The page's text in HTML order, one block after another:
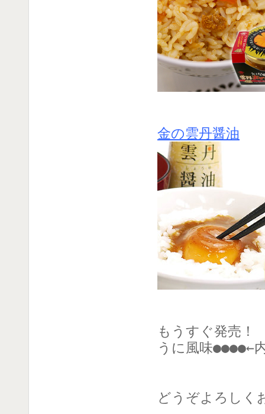
金の雲丹醤油
もうすぐ発売！
うに風味●●●●←
どうぞよろしく